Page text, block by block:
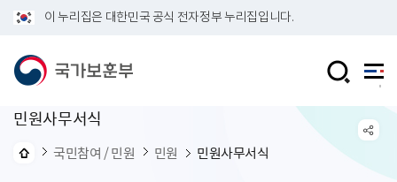
이 누리집은 대한민국 공식 전자정부 누리집입니다.
민원사무서식
국민참여 / 민원 민원 민원사무서식